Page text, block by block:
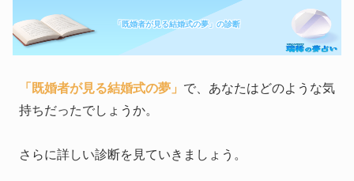
「既婚者が見る結婚式の夢」の診断
「既婚者が見る結婚式の夢」 で、あなたはどのような気
持ちだったでしょうか。
さらに詳しい診断を見ていきましょう。